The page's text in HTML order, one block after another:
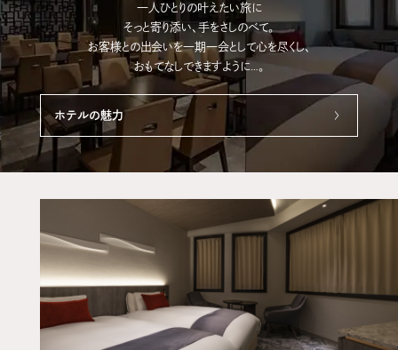
一人ひとりの叶えたい旅に
そっと寄り添い、手をさしのべて。
お客様との出会いを一期一会として心を尽くし、
おもてなしできますように…。
ホテルの魅力